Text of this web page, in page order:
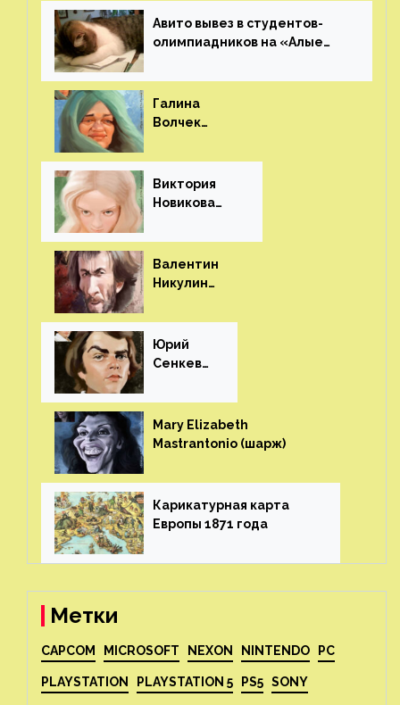
Авито вывез в студентов-
олимпиадников на «Алые
Галина
Волчек
Виктория
Новикова
Валентин
Никулин
Юрий
Сенкеви
Mary Elizabeth
Mastrantonio (шарж)⁠⁠
Карикатурная карта
Европы 1871 года⁠⁠
Метки
CAPCOM MICROSOFT NEXON NINTENDO PC
PLAYSTATION PLAYSTATION 5 PS5 SONY